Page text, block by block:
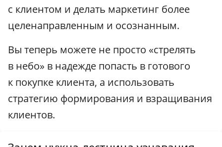
с клиентом и делать маркетинг более
целенаправленным и осознанным.
Вы теперь можете не просто «стрелять
в небо» в надежде попасть в готового
к покупке клиента, а использовать
стратегию формирования и взращивания
клиентов.